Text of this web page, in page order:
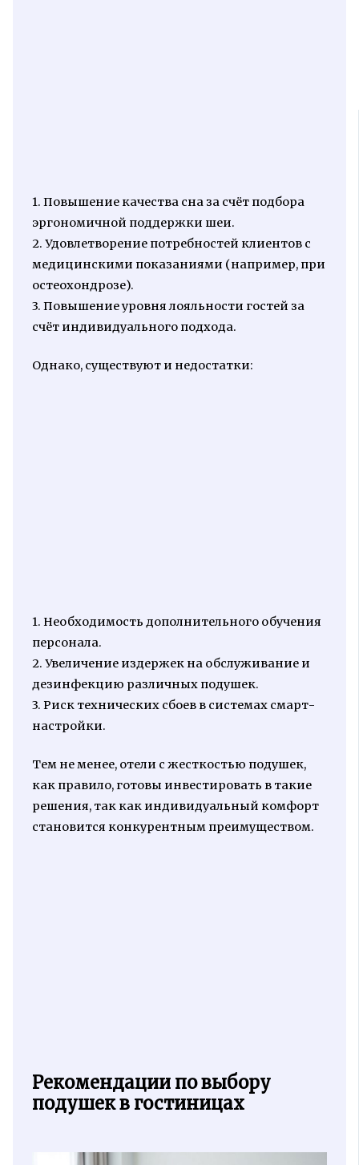
1. Повышение качества сна за счёт подбора
эргономичной поддержки шеи.
2. Удовлетворение потребностей клиентов с
медицинскими показаниями (например, при
остеохондрозе).
3. Повышение уровня лояльности гостей за
счёт индивидуального подхода.
Однако, существуют и недостатки:
1. Необходимость дополнительного обучения
персонала.
2. Увеличение издержек на обслуживание и
дезинфекцию различных подушек.
3. Риск технических сбоев в системах смарт-
настройки.
Тем не менее, отели с жесткостью подушек,
как правило, готовы инвестировать в такие
решения, так как индивидуальный комфорт
становится конкурентным преимуществом.
Рекомендации по выбору
подушек в гостиницах